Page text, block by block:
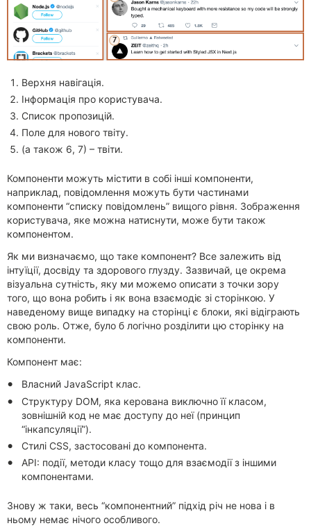
Верхня навігація.
Інформація про користувача.
Список пропозицій.
Поле для нового твіту.
(а також 6, 7) – твіти.
Компоненти можуть містити в собі інші компоненти,
наприклад, повідомлення можуть бути частинами
компоненти “списку повідомлень” вищого рівня. Зображення
користувача, яке можна натиснути, може бути також
компонентом.
Як ми визначаємо, що таке компонент? Все залежить від
інтуїції, досвіду та здорового глузду. Зазвичай, це окрема
візуальна сутність, яку ми можемо описати з точки зору
того, що вона робить і як вона взаємодіє зі сторінкою. У
наведеному вище випадку на сторінці є блоки, які відіграють
свою роль. Отже, було б логічно розділити цю сторінку на
компоненти.
Компонент має:
Власний JavaScript клас.
Структуру DOM, яка керована виключно її класом,
зовнішній код не має доступу до неї (принцип
“інкапсуляції”).
Стилі CSS, застосовані до компонента.
API: події, методи класу тощо для взаємодії з іншими
компонентами.
Знову ж таки, весь “компонентний” підхід річ не нова і в
ньому немає нічого особливого.